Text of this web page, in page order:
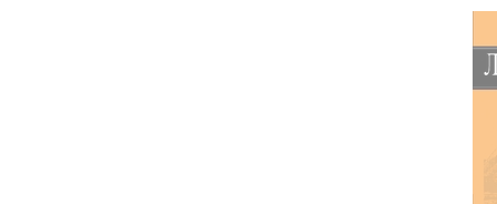
тих, хто
культур, а